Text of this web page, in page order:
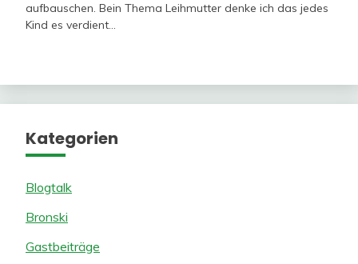
aufbauschen. Bein Thema Leihmutter denke ich das jedes
Kind es verdient…
Kategorien
Blogtalk
Bronski
Gastbeiträge